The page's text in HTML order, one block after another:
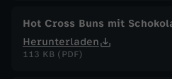
Hot Cross Buns mit
Herunterladen
113 KB (PDF)